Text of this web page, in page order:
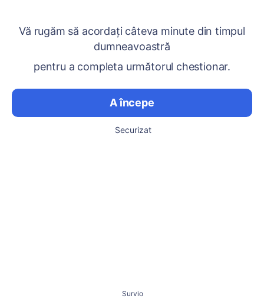
Vă rugăm să acordați câteva minute din timpul
dumneavoastră
pentru a completa următorul chestionar.
A începe
Securizat
Survio